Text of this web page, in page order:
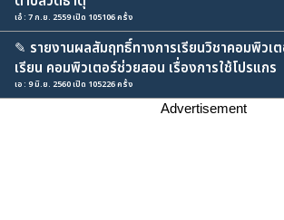
เอ๋ : 7 ก.ย. 2559 เปิด 105106 ครั้ง
✎ รายงานผลสัมฤทธิ์ทางการเรียนวิชาคอมพิวเ
เรียน คอมพิวเตอร์ช่วยสอน เรื่องการใช้โปรแกร
เอ : 9 มิ.ย. 2560 เปิด 105226 ครั้ง
Advertisement